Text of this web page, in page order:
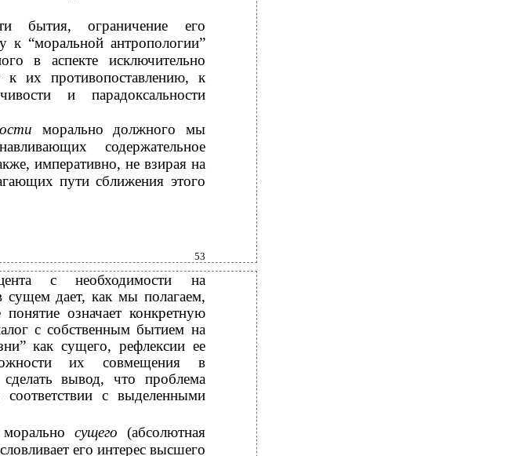
бытия, ограничение его
к “моральной антропологии”
в аспекте исключительно
к их противопоставлению, к
и парадоксальности
морально должного мы
содержательное
императивно, не взирая на
пути сближения этого
53
с необходимости на
сущем дает, как мы полагаем,
означает конкретную
с собственным бытием на
как сущего, рефлексии ее
их совмещения в
вывод, что проблема
с выделенными
сущего (абсолютная
его интерес высшего